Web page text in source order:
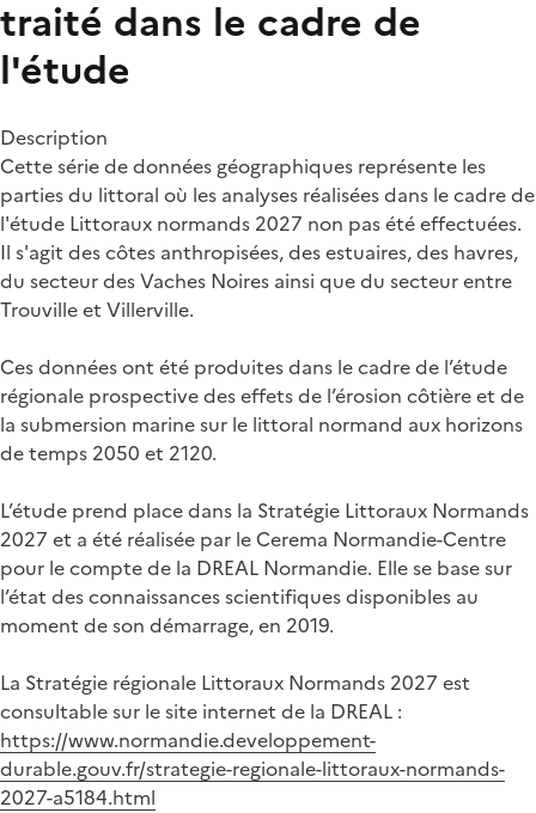
traité dans le cadre de
l'étude
Description
Cette série de données géographiques représente les
parties du littoral où les analyses réalisées dans le cadre de
l'étude Littoraux normands 2027 non pas été effectuées.
Il s'agit des côtes anthropisées, des estuaires, des havres,
du secteur des Vaches Noires ainsi que du secteur entre
Trouville et Villerville.
Ces données ont été produites dans le cadre de l’étude
régionale prospective des effets de l’érosion côtière et de
la submersion marine sur le littoral normand aux horizons
de temps 2050 et 2120.
L’étude prend place dans la Stratégie Littoraux Normands
2027 et a été réalisée par le Cerema Normandie-Centre
pour le compte de la DREAL Normandie. Elle se base sur
l’état des connaissances scientifiques disponibles au
moment de son démarrage, en 2019.
La Stratégie régionale Littoraux Normands 2027 est
consultable sur le site internet de la DREAL :
https://www.normandie.developpement-
durable.gouv.fr/strategie-regionale-littoraux-normands-
2027-a5184.html